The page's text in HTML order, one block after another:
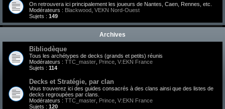
On retrouvera ici principalement les joueurs de Nantes, Caen, Rennes, etc.
Modérateurs : Blackwood VEKN Nord-Ouest
Sujets : 149
Archives
Bibliodèque
Tous les archétypes de decks (grands et petits) réunis
Modérateurs : TTC_master Prince V:EKN France
Sujets : 114
Decks et Stratégie, par clan
Vous trouverez ici des guides consacrés à des clans ainsi que des listes de
decks regroupées par clans.
Modérateurs : TTC_master Prince V:EKN France
Sujets : 120